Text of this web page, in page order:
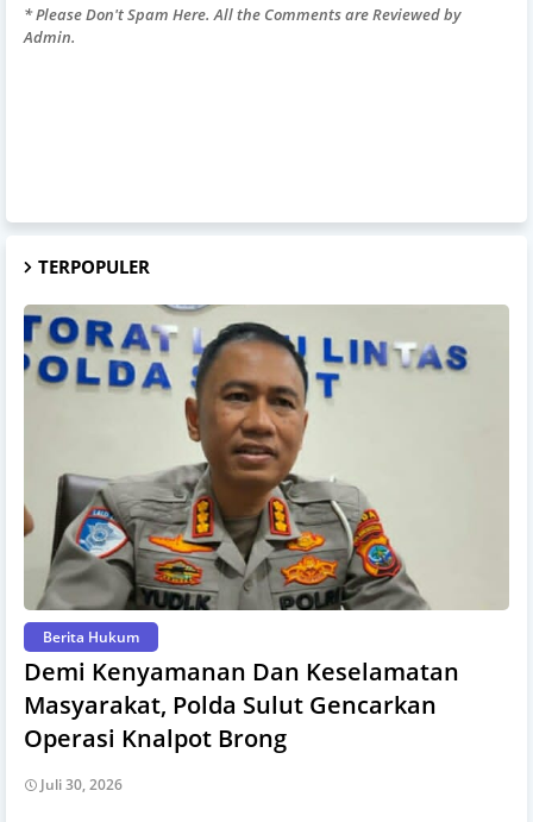
* Please Don't Spam Here. All the Comments are Reviewed by
Admin.
TERPOPULER
Berita Hukum
Demi Kenyamanan Dan Keselamatan
Masyarakat, Polda Sulut Gencarkan
Operasi Knalpot Brong
Juli 30, 2026